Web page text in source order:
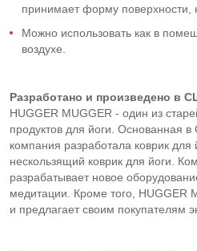
принимает форму поверхности,
Можно использовать как в
воздухе.
Разработано и произведено в
HUGGER MUGGER - один из
продуктов для йоги. Основанная в
компания разработала коврик для
нескользящий коврик для йоги.
разрабатывает новое
медитации. Кроме того, HUGGER
и предлагает своим покупателям